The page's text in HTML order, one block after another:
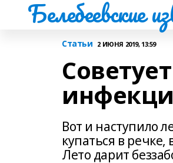
Белебеевские
Статьи 2 ИЮНЯ 2019, 13:59
Вот и наступило
купаться в
Лето дарит